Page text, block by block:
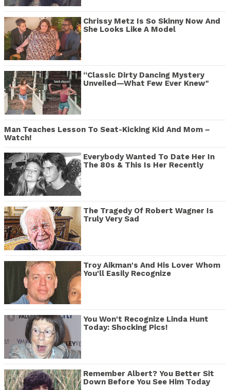
Chrissy Metz Is So Skinny Now And
She Looks Like A Model
“Classic Dirty Dancing Mystery
Unveiled—What Few Ever Knew"
Man Teaches Lesson To Seat-Kicking Kid And Mom –
Watch!
Everybody Wanted To Date Her In
The 80s & This Is Her Recently
The Tragedy Of Robert Wagner Is
Truly Very Sad
Troy Aikman's And His Lover Whom
You'll Easily Recognize
You Won't Recognize Linda Hunt
Today: Shocking Pics!
Remember Albert? You Better Sit
Down Before You See Him Today